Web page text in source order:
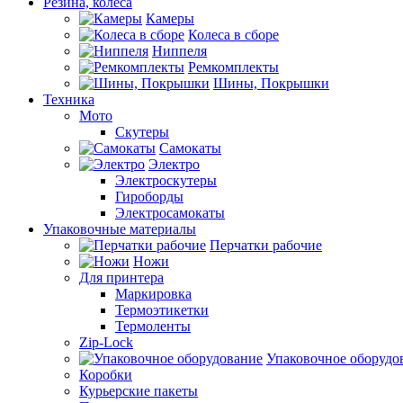
Камеры
Колеса в сборе
Ниппеля
Ремкомплекты
Шины, Покрышки
Техника
Мото
Скутеры
Самокаты
Электро
Электроскутеры
Гироборды
Электросамокаты
Упаковочные материалы
Перчатки рабочие
Ножи
Для принтера
Маркировка
Термоэтикетки
Термоленты
Zip-Lock
Упаковочное
Коробки
Курьерские пакеты